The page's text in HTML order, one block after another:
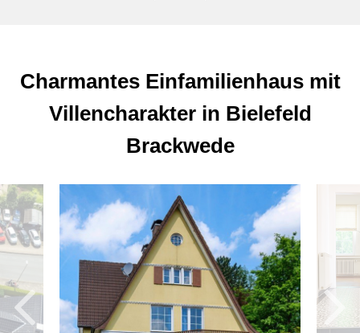
Charmantes Einfamilienhaus mit
Villencharakter in Bielefeld
Brackwede